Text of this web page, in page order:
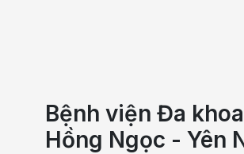
Bệnh viện Đa khoa
Hồng Ngọc - Yên